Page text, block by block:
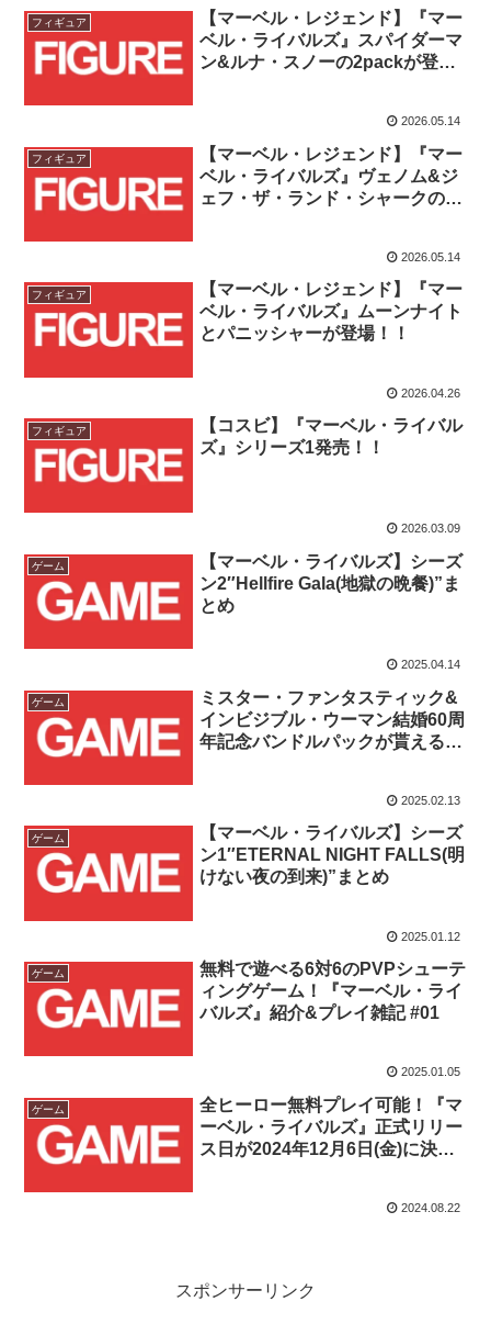
フィギュア
【マーベル・レジェンド】『マー
ベル・ライバルズ』スパイダーマ
ン&ルナ・スノーの2packが登
2026.05.14
フィギュア
【マーベル・レジェンド】『マー
ベル・ライバルズ』ヴェノム&ジ
ェフ・ザ・ランド・シャークの
2026.05.14
フィギュア
【マーベル・レジェンド】『マー
ベル・ライバルズ』ムーンナイト
とパニッシャーが登場！！
2026.04.26
フィギュア
【コスビ】『マーベル・ライバル
ズ』シリーズ1発売！！
2026.03.09
ゲーム
【マーベル・ライバルズ】シーズ
ン2″Hellfire Gala(地獄の晩餐)”ま
とめ
2025.04.14
ゲーム
ミスター・ファンタスティック&
インビジブル・ウーマン結婚60周
年記念バンドルパックが貰える！
2025.02.13
ゲーム
【マーベル・ライバルズ】シーズ
ン1″ETERNAL NIGHT FALLS(明
けない夜の到来)”まとめ
2025.01.12
ゲーム
無料で遊べる6対6のPVPシューテ
ィングゲーム！『マーベル・ライ
バルズ』紹介&プレイ雑記 #01
2025.01.05
ゲーム
全ヒーロー無料プレイ可能！『マ
ーベル・ライバルズ』正式リリー
ス日が2024年12月6日(金)に決
2024.08.22
スポンサーリンク